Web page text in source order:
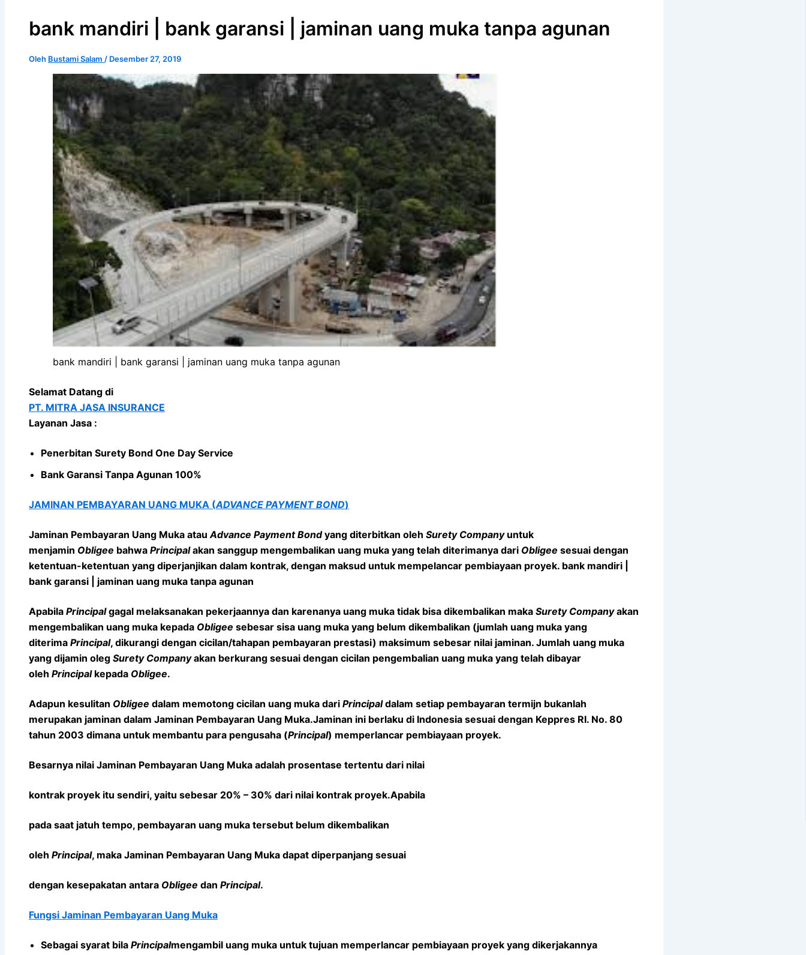
bank mandiri | bank garansi | jaminan uang muka tanpa agunan
Oleh Bustami Salam / Desember 27, 2019
bank mandiri | bank garansi | jaminan uang muka tanpa agunan
Selamat Datang di
PT. MITRA JASA INSURANCE
Layanan Jasa :
Penerbitan Surety Bond One Day Service
Bank Garansi Tanpa Agunan 100%
JAMINAN PEMBAYARAN UANG MUKA (ADVANCE PAYMENT BOND)
Jaminan Pembayaran Uang Muka atau Advance Payment Bondyang diterbitkan oleh Surety Companyuntuk
menjamin Obligee bahwa Principalakan sanggup mengembalikan uang muka yang telah diterimanya dari Obligee sesuai dengan
ketentuan-ketentuan yang diperjanjikan dalam kontrak, dengan maksud untuk mempelancar pembiayaan proyek. bank mandiri |
bank garansi | jaminan uang muka tanpa agunan
Apabila Principalgagal melaksanakan pekerjaannya dan karenanya uang muka tidak bisa dikembalikan maka Surety Companyakan
mengembalikan uang muka kepada Obligee sebesar sisa uang muka yang belum dikembalikan (jumlah uang muka yang
diterima Principal, dikurangi dengan cicilan/tahapan pembayaran prestasi) maksimum sebesar nilai jaminan. Jumlah uang muka
yang dijamin oleg Surety Companyakan berkurang sesuai dengan cicilan pengembalian uang muka yang telah dibayar
oleh Principalkepada Obligee.
Adapun kesulitan Obligee dalam memotong cicilan uang muka dari Principaldalam setiap pembayaran termijn bukanlah
merupakan jaminan dalam Jaminan Pembayaran Uang Muka.Jaminan ini berlaku di Indonesia sesuai dengan Keppres RI. No. 80
tahun 2003 dimana untuk membantu para pengusaha (Principal) memperlancar pembiayaan proyek.
Besarnya nilai Jaminan Pembayaran Uang Muka adalah prosentase tertentu dari nilai
kontrak proyek itu sendiri, yaitu sebesar 20% – 30% dari nilai kontrak proyek.Apabila
pada saat jatuh tempo, pembayaran uang muka tersebut belum dikembalikan
oleh Principal, maka Jaminan Pembayaran Uang Muka dapat diperpanjang sesuai
dengan kesepakatan antara Obligee dan Principal.
Fungsi Jaminan Pembayaran Uang Muka
Sebagai syarat bila Principalmengambil uang muka untuk tujuan memperlancar pembiayaan proyek yang dikerjakannya